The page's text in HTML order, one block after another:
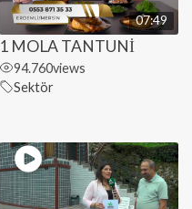
07:49
1 MOLA TANTUNİ
94.760views
Sektör